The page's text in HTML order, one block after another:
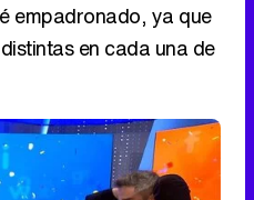
empadronado, ya que
en cada una de